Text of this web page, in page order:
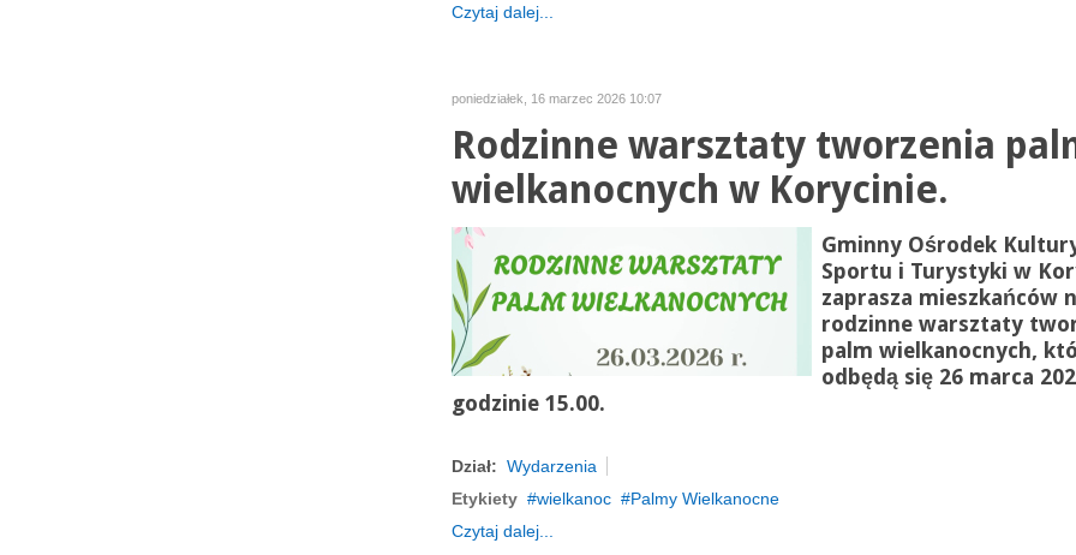
Czytaj dalej...
poniedziałek, 16 marzec 2026 10:07
Rodzinne warsztaty tworzenia
wielkanocnych w Korycinie.
Gminny Ośrodek
Sportu i Turystyki w
zaprasza mieszkańców
rodzinne warsztaty
palm wielkanocnych,
odbędą się 26 marca
godzinie 15.00.
Dział: Wydarzenia
Etykiety
wielkanoc
Palmy Wielkanocne
Czytaj dalej...